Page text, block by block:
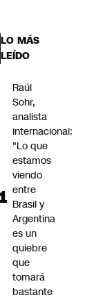
LO MÁS
LEÍDO
Raúl
Sohr,
analista
internacional:
"Lo que
estamos
viendo
entre
Brasil y
Argentina
es un
quiebre
que
tomará
bastante